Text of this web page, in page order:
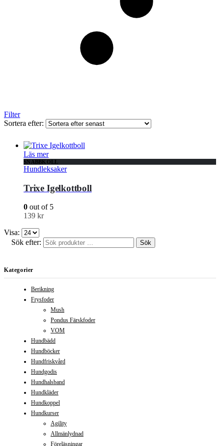
Filter
Sortera efter:
Läs mer
SNABBKOLL
Hundleksaker
Trixe Igelkottboll
0 out of 5
139 kr
Visa:
Sök efter:
Sök
Kategorier
Berikning
Frysfoder
Mush
Pondus Färskfoder
VOM
Hundbädd
Hundböcker
Hundfriskvård
Hundgodis
Hundhalsband
Hundkläder
Hundkoppel
Hundkurser
Agility
Allmänlydnad
Föreläsningar